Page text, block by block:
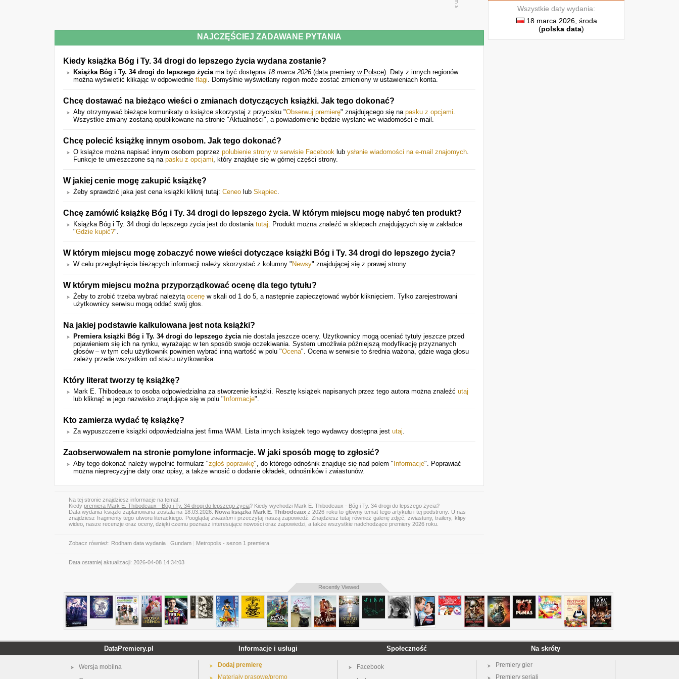
NAJCZĘŚCIEJ ZADAWANE PYTANIA
Kiedy książka Bóg i Ty. 34 drogi do lepszego życia wydana zostanie?
Książka Bóg i Ty. 34 drogi do lepszego życiama być dostępna 18 marca 2026 (data premiery w Polsce). Daty z innych regionów
można wyświetlić klikając w odpowiednie flagi. Domyślnie wyświetlany region może zostać zmieniony w ustawieniach konta.
Chcę dostawać na bieżąco wieści o zmianach dotyczących książki. Jak tego dokonać?
Aby otrzymywać bieżące komunikaty o książce skorzystaj z przycisku "Obserwuj premierę" znajdującego się na pasku z opcjami.
Wszystkie zmiany zostaną opublikowane na stronie "Aktualności", a powiadomienie będzie wysłane we wiadomości e-mail.
Chcę polecić książkę innym osobom. Jak tego dokonać?
O książce można napisać innym osobom poprzez polubienie strony w serwisie Facebook lub ysłanie wiadomości na e-mail znajomych.
Funkcje te umieszczone są na pasku z opcjami, który znajduje się w górnej części strony.
W jakiej cenie mogę zakupić książkę?
Żeby sprawdzić jaka jest cena książki kliknij tutaj: Ceneo lub Skąpiec.
Chcę zamówić książkę Bóg i Ty. 34 drogi do lepszego życia. W którym miejscu mogę nabyć ten produkt?
Książka Bóg i Ty. 34 drogi do lepszego życia jest do dostania tutaj. Produkt można znaleźć w sklepach znajdujących się w zakładce
"Gdzie kupić?".
W którym miejscu mogę zobaczyć nowe wieści dotyczące książki Bóg i Ty. 34 drogi do lepszego życia?
W celu przeglądnięcia bieżących informacji należy skorzystać z kolumny " Newsy" znajdującej się z prawej strony.
W którym miejscu można przyporządkować ocenę dla tego tytułu?
Żeby to zrobić trzeba wybrać należytą ocenę w skali od 1 do 5, a następnie zapieczętować wybór kliknięciem. Tylko zarejestrowani
użytkownicy serwisu mogą oddać swój głos.
Na jakiej podstawie kalkulowana jest nota książki?
Premiera książki Bóg i Ty. 34 drogi do lepszego życianie dostała jeszcze oceny. Użytkownicy mogą oceniać tytuły jeszcze przed
pojawieniem się ich na rynku, wyrażając w ten sposób swoje oczekiwania. System umożliwia późniejszą modyfikację przyznanych
głosów – w tym celu użytkownik powinien wybrać inną wartość w polu "Ocena". Ocena w serwisie to średnia ważona, gdzie waga głosu
zależy przede wszystkim od stażu użytkownika.
Który literat tworzy tę książkę?
Mark E. Thibodeaux to osoba odpowiedzialna za stworzenie książki. Resztę książek napisanych przez tego autora można znaleźć utaj
lub kliknąć w jego nazwisko znajdujące się w polu " Informacje".
Kto zamierza wydać tę książkę?
Za wypuszczenie książki odpowiedzialna jest firma WAM. Lista innych książek tego wydawcy dostępna jest utaj.
Zaobserwowałem na stronie pomylone informacje. W jaki sposób mogę to zgłosić?
Aby tego dokonać należy wypełnić formularz "zgłoś poprawkę", do którego odnośnik znajduje się nad polem " Informacje". Poprawiać
można nieprecyzyjne daty oraz opisy, a także wnosić o dodanie okładek, odnośników i zwiastunów.
Na tej stronie znajdziesz informacje na temat:
Kiedy premiera Mark E. Thibodeaux - Bóg i Ty. 34 drogi do lepszego życia? Kiedy wychodzi Mark E. Thibodeaux - Bóg i Ty. 34 drogi do lepszego życia?
Data wydania książki zaplanowana została na 18.03.2026. Nowa książka Mark E. Thibodeauxz 2026 roku to główny temat tego artykułu i tej podstrony. U nas
znajdziesz fragmenty tego utworu literackiego. Pooglądaj zwiastuni przeczytaj naszą zapowiedź. Znajdziesz tutaj również galerię zdjęć, zwiastuny, trailery, klipy
wideo, nasze recenzje oraz oceny, dzięki czemu poznasz interesujące nowości oraz zapowiedzi, a także wszystkie nadchodzące premiery 2026 roku.
Zobacz również: Rodham data wydania Gundam Metropolis - sezon 1 premiera
Data ostatniej aktualizacji: 2026-04-08 14:34:03
Wszystkie daty wydania:
18 marca 2026, środa
(polska data)
Recently Viewed
DataPremiery.pl
Wersja mobilna
Informacje i usługi
Dodaj premierę
Materiały prasowe/promo
Społeczność
Facebook
Na skróty
Premiery gier
Premiery seriali